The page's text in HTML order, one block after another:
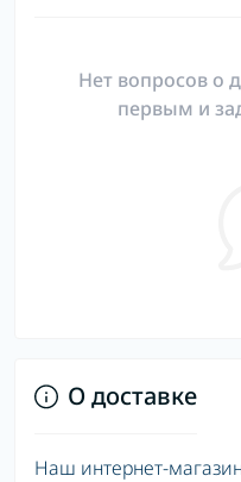
Нет вопросов о
первым и
О доставке
Наш интернет-